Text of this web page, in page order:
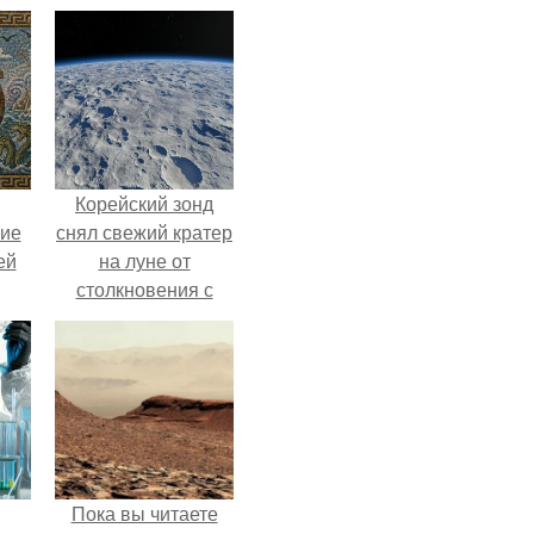
Корейский зонд
снял свежий кратер
на луне от
столкновения с
обломком Falcon 9.
Пока вы читаете